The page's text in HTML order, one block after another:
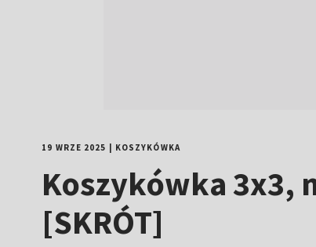
19 WRZE 2025 KOSZYKÓWKA
Koszykówka 3x3,
[SKRÓT]